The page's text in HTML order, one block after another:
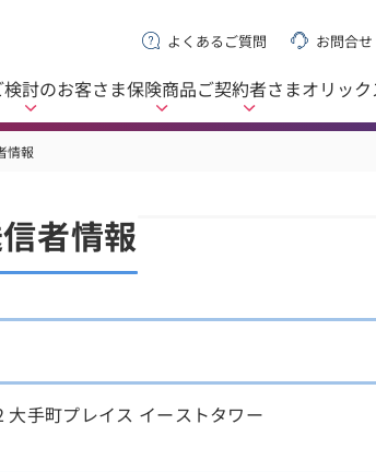
討のお客さま保険商品ご契約者さまオリッ
よくあるご質問 お問合せ
情報
者情報
手町プレイス イーストタワー